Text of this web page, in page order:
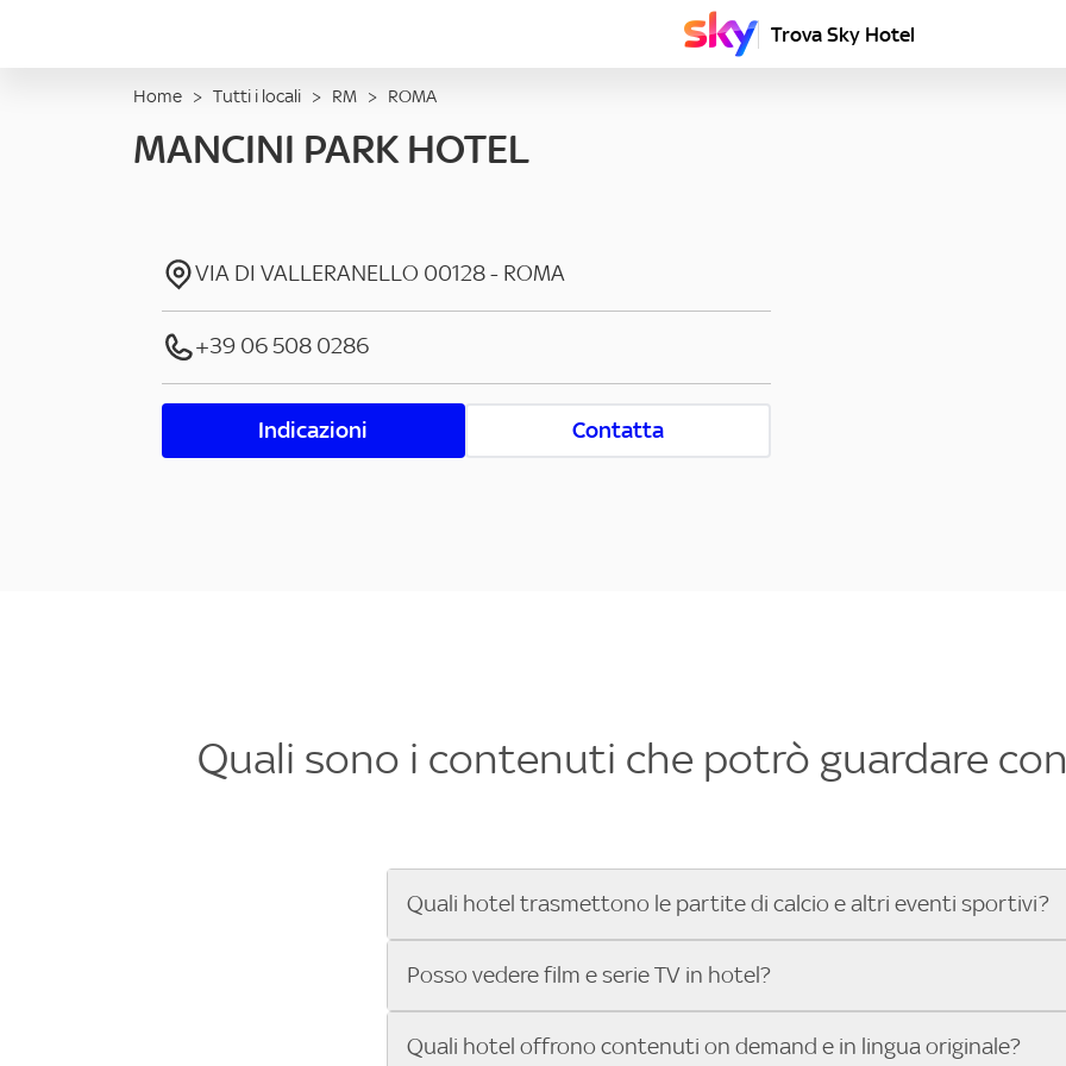
Trova Sky Hotel
Home > Tutti i locali > RM > ROMA
MANCINI PARK HOTEL
VIA DI VALLERANELLO 00128- ROMA
+39 06 508 0286
Indicazioni Contatta
Quali sono i contenuti che potrò guardare
Quali hotel trasmettono le partite di calcio e altri eventi sportivi?
Se cerchi un hotel dove poter vedere le partite di Serie A, UEFA Champions
che trasmette gli eventi sportivi.
Posso vedere film e serie TV in hotel?
Sì, gli hotel che hanno Sky in camera offrono una vasta selezione di film
Quali hotel offrono contenuti on demand e in lingua originale?